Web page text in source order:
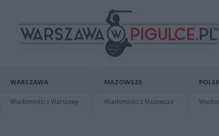
WARSZAWA
Wiadomości z Warszawy
MAZOWSZE
Wiadomości z Mazowsza